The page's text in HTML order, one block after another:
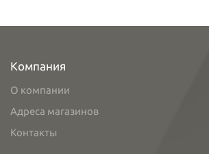
Компания
О компании
Адреса магазинов
Контакты